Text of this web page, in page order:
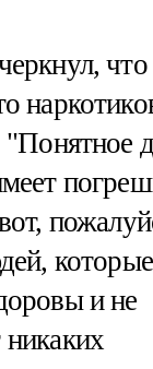
что
"Понятное
которые
и не